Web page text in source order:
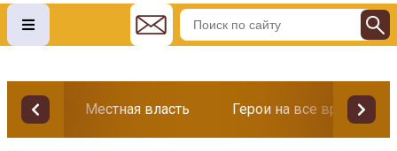
Местная власть Герои на все времена